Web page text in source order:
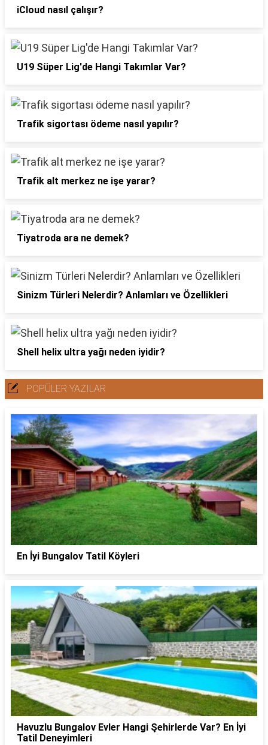
iCloud nasıl çalışır?
U19 Süper Lig'de Hangi Takımlar Var?
Trafik sigortası ödeme nasıl yapılır?
Trafik alt merkez ne işe yarar?
Tiyatroda ara ne demek?
Sinizm Türleri Nelerdir? Anlamları ve Özellikleri
Shell helix ultra yağı neden iyidir?
POPÜLER YAZILAR
En İyi Bungalov Tatil Köyleri
Havuzlu Bungalov Evler Hangi Şehirlerde Var? En İyi
Tatil Deneyimleri